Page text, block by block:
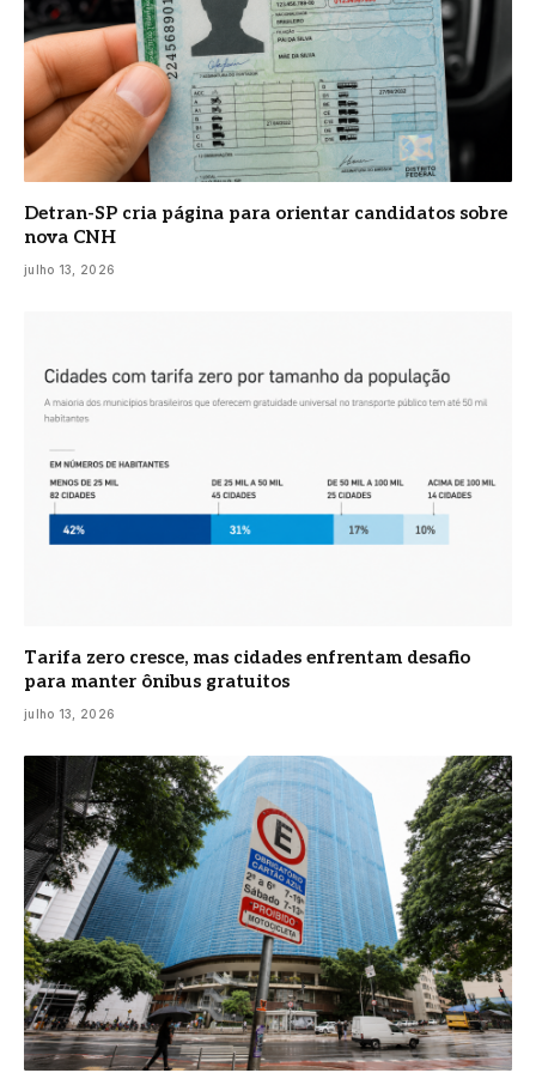
Detran-SP cria página para orientar candidatos sobre
nova CNH
julho 13, 2026
Tarifa zero cresce, mas cidades enfrentam desafio
para manter ônibus gratuitos
julho 13, 2026